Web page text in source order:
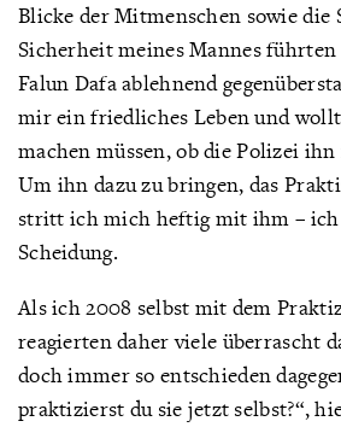
Blicke der Mitmenschen sowie die
Sicherheit meines Mannes führten
Falun Dafa ablehnend
mir ein friedliches Leben und
machen müssen, ob die Polizei
Um ihn dazu zu bringen, das
stritt ich mich heftig mit ihm –
Scheidung.
Als ich 2008 selbst mit dem
reagierten daher viele überrascht
doch immer so entschieden
praktizierst du sie jetzt selbst?“,